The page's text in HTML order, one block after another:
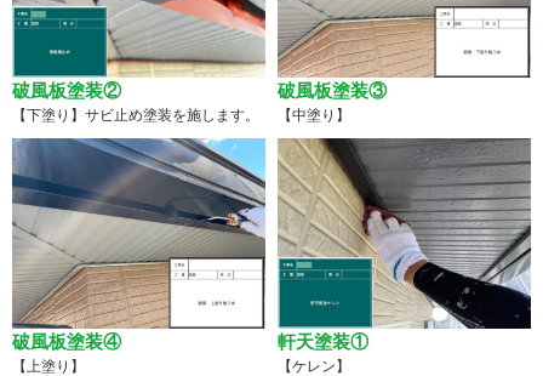
破風板塗装②
【下塗り】サビ止め塗装を施します。
破風板塗装③
【中塗り】
破風板塗装④
【上塗り】
軒天塗装①
【ケレン】